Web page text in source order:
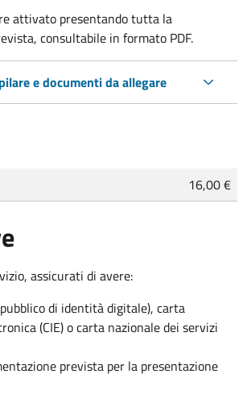
attivato presentando tutta la
consultabile in formato PDF.
e documenti da allegare
16,00 €
assicurati di avere:
di identità digitale), carta
(CIE) o carta nazionale dei servizi
prevista per la presentazione